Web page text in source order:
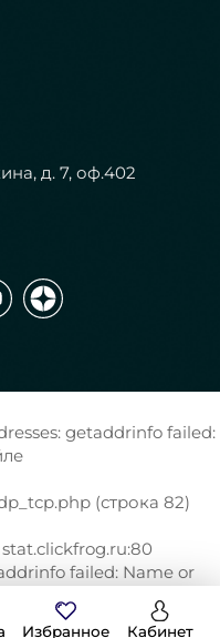
д. 7, оф.402
Избранное Кабинет
getaddrinfo failed:
(строка 82)
failed: Name or
admin/web/apteka-
(строка 82)